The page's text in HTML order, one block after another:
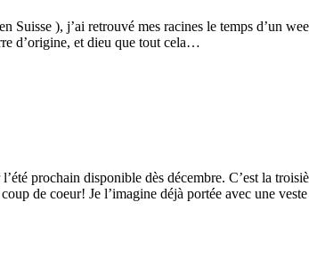
), j’ai retrouvé mes racines le temps d’un
d’origine, et dieu que tout cela…
prochain disponible dès décembre. C’est la
de coeur! Je l’imagine déjà portée avec une